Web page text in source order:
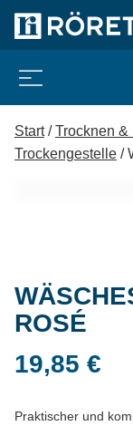
Start/Trocknen &
Trockengestelle /
ROSÉ
19,85 €
Praktischer und